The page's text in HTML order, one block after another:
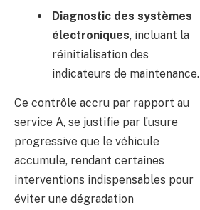
Diagnostic des systèmes
électroniques, incluant la
réinitialisation des
indicateurs de maintenance.
Ce contrôle accru par rapport au
service A, se justifie par l’usure
progressive que le véhicule
accumule, rendant certaines
interventions indispensables pour
éviter une dégradation